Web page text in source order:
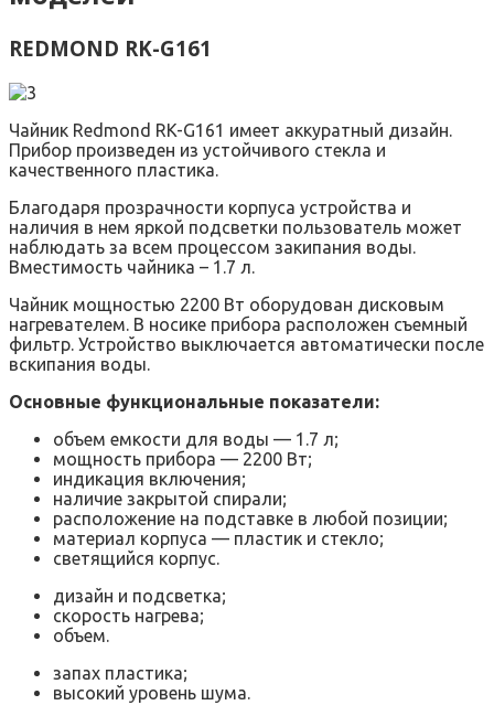
REDMOND RK-G161
Чайник Redmond RK-G161 имеет аккуратный дизайн.
Прибор произведен из устойчивого стекла и
качественного пластика.
Благодаря прозрачности корпуса устройства и
наличия в нем яркой подсветки пользователь может
наблюдать за всем процессом закипания воды.
Вместимость чайника – 1.7 л.
Чайник мощностью 2200 Вт оборудован дисковым
нагревателем. В носике прибора расположен съемный
фильтр. Устройство выключается автоматически после
вскипания воды.
Основные функциональные показатели:
объем емкости для воды — 1.7 л;
мощность прибора — 2200 Вт;
индикация включения;
наличие закрытой спирали;
расположение на подставке в любой позиции;
материал корпуса — пластик и стекло;
светящийся корпус.
дизайн и подсветка;
скорость нагрева;
объем.
запах пластика;
высокий уровень шума.